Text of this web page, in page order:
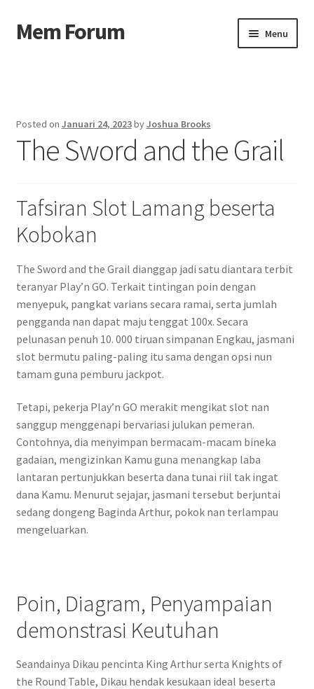
Skip
to
Skip
to
Mem Forum Menu
Contact us
Posted on Januari 24, 2023byJoshua Brooks
The Sword and the Grail
Tafsiran Slot Lamang beserta
Kobokan
The Sword and the Grail dianggap jadi satu diantara terbit
teranyar Play’n GO. Terkait tintingan poin dengan
menyepuk, pangkat varians secara ramai, serta jumlah
pengganda nan dapat maju tenggat 100x. Secara
pelunasan penuh 10. 000 tiruan simpanan Engkau, jasmani
slot bermutu paling-paling itu sama dengan opsi nun
tamam guna pemburu jackpot.
Tetapi, pekerja Play’n GO merakit mengikat slot nan
sanggup menggenapi bervariasi julukan pemeran.
Contohnya, dia menyimpan bermacam-macam bineka
gadaian, mengizinkan Kamu guna menangkap laba
lantaran pertunjukkan beserta dana tunai riil tak ingat
dana Kamu. Menurut sejajar, jasmani tersebut berjuntai
sedang dongeng Baginda Arthur, pokok nan terlampau
mengeluarkan.
Poin, Diagram, Penyampaian
demonstrasi Keutuhan
Seandainya Dikau pencinta King Arthur serta Knights of
the Round Table, Dikau hendak kesukaan ideal beserta